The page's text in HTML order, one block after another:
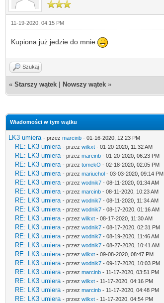
11-19-2020, 04:15 PM
Kupiona już jedzie do mnie
Szukaj
« Starszy wątek Nowszy wątek »
Wiadomości w tym wątku
LK3 umiera - przez marcinb - 01-16-2020, 12:23 PM
RE: LK3 umiera - przez wilkxt - 01-20-2020, 11:32 AM
RE: LK3 umiera - przez marcinb - 01-20-2020, 06:23 PM
RE: LK3 umiera - przez tomekO - 02-18-2020, 02:05 PM
RE: LK3 umiera - przez mariuchol - 03-03-2020, 09:14 PM
RE: LK3 umiera - przez wodnik7 - 08-11-2020, 01:34 AM
RE: LK3 umiera - przez marcinb - 08-11-2020, 10:23 AM
RE: LK3 umiera - przez wodnik7 - 08-11-2020, 11:34 AM
RE: LK3 umiera - przez wodnik7 - 08-17-2020, 01:16 AM
RE: LK3 umiera - przez wilkxt - 08-17-2020, 11:30 AM
RE: LK3 umiera - przez wodnik7 - 08-17-2020, 02:31 PM
RE: LK3 umiera - przez wodnik7 - 08-19-2020, 11:46 AM
RE: LK3 umiera - przez wodnik7 - 08-27-2020, 10:41 AM
RE: LK3 umiera - przez wilkxt - 09-08-2020, 08:47 PM
RE: LK3 umiera - przez wodnik7 - 09-17-2020, 10:03 PM
RE: LK3 umiera - przez marcinb - 11-17-2020, 03:51 PM
RE: LK3 umiera - przez wilkxt - 11-17-2020, 04:16 PM
RE: LK3 umiera - przez marcinb - 11-17-2020, 04:48 PM
RE: LK3 umiera - przez wilkxt - 11-17-2020, 04:54 PM